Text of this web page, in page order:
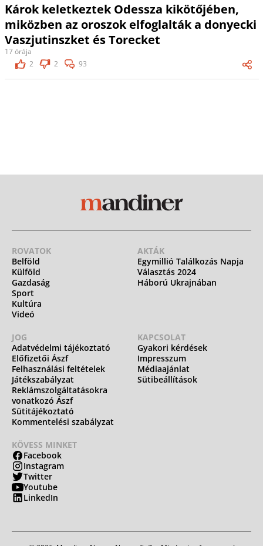
Károk keletkeztek Odessza kikötőjében,
miközben az oroszok elfoglalták a donyecki
Vaszjutinszket és Torecket
17 órája
2
2 93
ROVATOK
Belföld
Külföld
Gazdaság
Sport
Kultúra
Videó
AKTÁK
Egymillió Találkozás Napja
Választás 2024
Háború Ukrajnában
JOG
Adatvédelmi tájékoztató
Előfizetői Ászf
Felhasználási feltételek
Játékszabályzat
Reklámszolgáltatásokra
vonatkozó Ászf
Sütitájékoztató
Kommentelési szabályzat
KAPCSOLAT
Gyakori kérdések
Impresszum
Médiaajánlat
Sütibeállítások
KÖVESS MINKET
Facebook
Instagram
Twitter
Youtube
LinkedIn